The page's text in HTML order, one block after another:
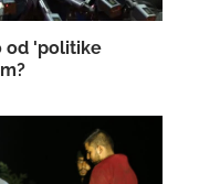
od 'politike